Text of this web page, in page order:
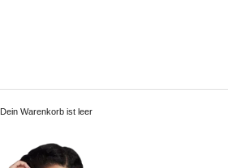
Dein Warenkorb ist leer